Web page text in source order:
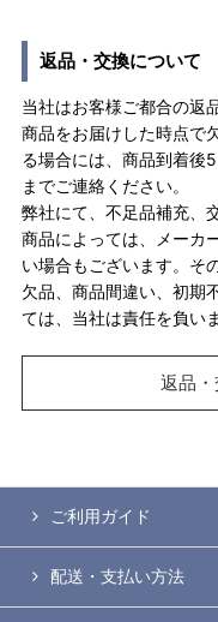
返品・交換について
当社はお客様ご都合の返
商品をお届けした時点で
る場合には、商品到着後
までご連絡ください。
弊社にて、不足品補充、
商品によっては、メーカ
い場合もございます。そ
欠品、商品間違い、初期
ては、当社は責任を負い
返品
ご利用ガイド
配送・支払い方法